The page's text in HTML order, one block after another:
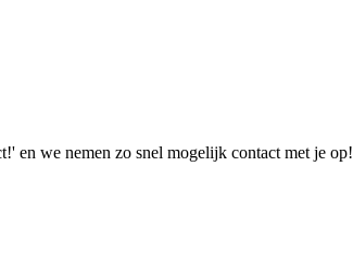
en we nemen zo snel mogelijk contact met je op!